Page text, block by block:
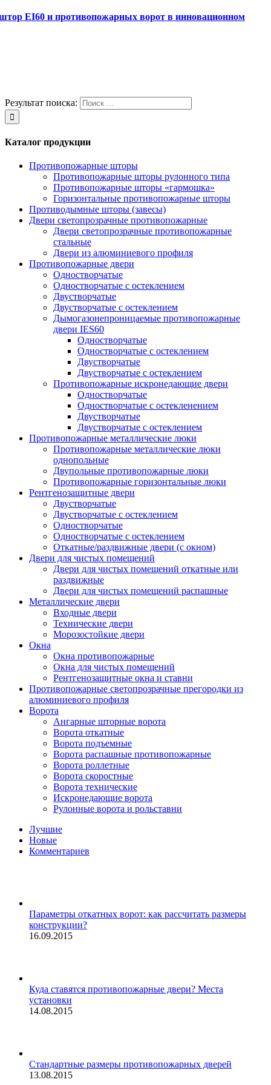
EI60 и противопожарных ворот в инновационном
Результат поиска:
Каталог продукции
Противопожарные шторы
Противопожарные шторы рулонного типа
Противопожарные шторы «гармошка»
Горизонтальные противопожарные шторы
Противодымные шторы (завесы)
Двери светопрозрачные противопожарные
Двери светопрозрачные противопожарные
стальные
Двери из алюминиевого профиля
Противопожарные двери
Одностворчатые
Одностворчатые с остеклением
Двустворчатые
Двустворчатые с остеклением
Дымогазонепроницаемые противопожарные
двери IES60
Одностворчатые
Одностворчатые с остеклением
Двустворчатые
Двустворчатые с остеклением
Противопожарные искронедающие двери
Одностворчатые
Одностворчатые с остекленением
Двустворчатые
Двустворчатые с остеклением
Противопожарные металлические люки
Противопожарные металлические люки
однопольные
Двупольные противопожарные люки
Противопожарные горизонтальные люки
Рентгенозащитные двери
Двустворчатые
Двустворчатые с остеклением
Одностворчатые
Одностворчатые с остеклением
Откатные/раздвижные двери (с окном)
Двери для чистых помещений
Двери для чистых помещений откатные или
раздвижные
Двери для чистых помещений распашные
Металлические двери
Входные двери
Технические двери
Морозостойкие двери
Окна
Окна противопожарные
Окна для чистых помещений
Рентгенозащитные окна и ставни
Противопожарные светопрозрачные прегородки из
алюминиевого профиля
Ворота
Ангарные шторные ворота
Ворота откатные
Ворота подъемные
Ворота распашные противопожарные
Ворота роллетные
Ворота скоростные
Ворота технические
Искронедающие ворота
Рулонные ворота и рольставни
Лучшие
Новые
Комментариев
Параметры откатных ворот: как рассчитать размеры
конструкции?
16.09.2015
Куда ставятся противопожарные двери? Места
установки
14.08.2015
Стандартные размеры противопожарных дверей
13.08.2015